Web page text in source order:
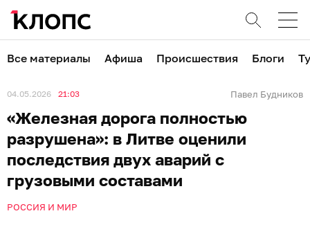
Все материалы Афиша Происшествия Блоги
04.05.2026 21:03 Павел Будников
«Железная дорога полностью
разрушена»: в Литве оценили
последствия двух аварий с
грузовыми составами
РОССИЯ И МИР